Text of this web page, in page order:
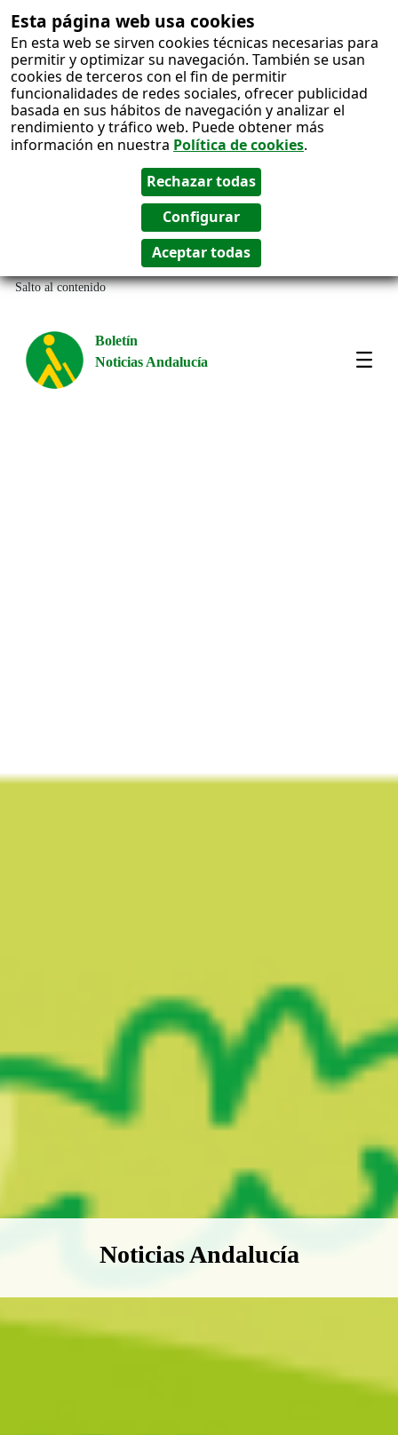
Esta página web usa cookies
En esta web se sirven cookies técnicas necesarias para
permitir y optimizar su navegación. También se usan
cookies de terceros con el fin de permitir
funcionalidades de redes sociales, ofrecer publicidad
basada en sus hábitos de navegación y analizar el
rendimiento y tráfico web. Puede obtener más
información en nuestra Política de cookies.
Salto al contenido
Boletín
Noticias Andalucía
Boletín Noticias Andalucía
Noticias Andalucía